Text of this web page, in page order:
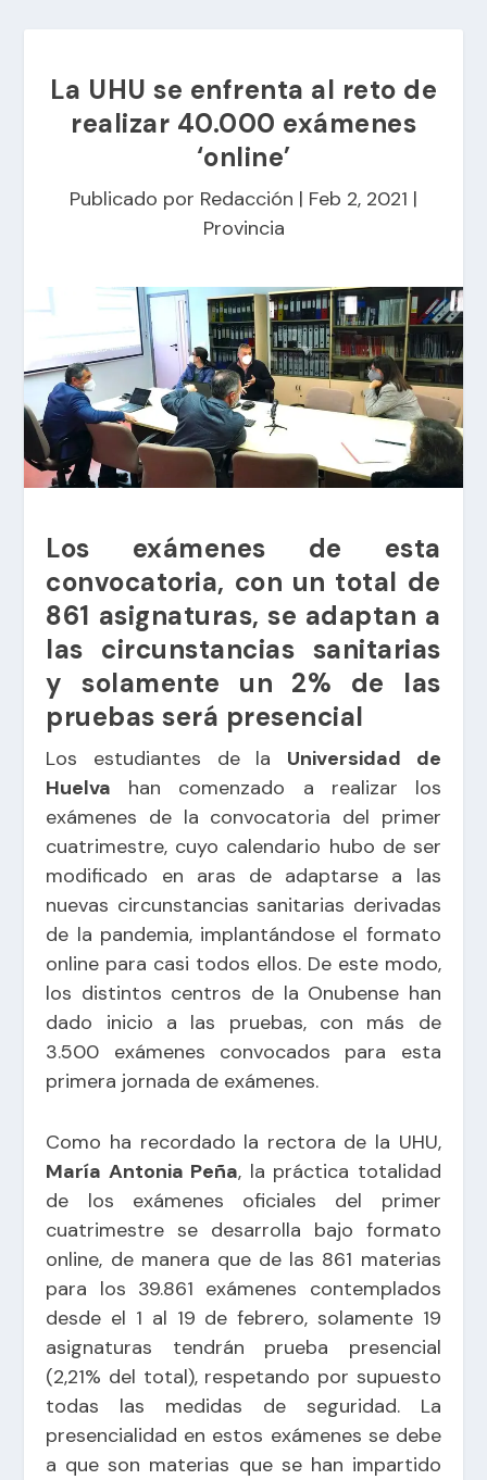
La UHU se enfrenta al reto de
realizar 40.000 exámenes
‘online’
Publicado por Redacción | Feb 2, 2021 |
Provincia
Los exámenes de esta
convocatoria, con un total de
861 asignaturas, se adaptan a
las circunstancias sanitarias
y solamente un 2% de las
pruebas será presencial
Los estudiantes de la Universidad de
Huelva han comenzado a realizar los
exámenes de la convocatoria del primer
cuatrimestre, cuyo calendario hubo de ser
modificado en aras de adaptarse a las
nuevas circunstancias sanitarias derivadas
de la pandemia, implantándose el formato
online para casi todos ellos. De este modo,
los distintos centros de la Onubense han
dado inicio a las pruebas, con más de
3.500 exámenes convocados para esta
primera jornada de exámenes.
Como ha recordado la rectora de la UHU,
María Antonia Peña, la práctica totalidad
de los exámenes oficiales del primer
cuatrimestre se desarrolla bajo formato
online, de manera que de las 861 materias
para los 39.861 exámenes contemplados
desde el 1 al 19 de febrero, solamente 19
asignaturas tendrán prueba presencial
(2,21% del total), respetando por supuesto
todas las medidas de seguridad. La
presencialidad en estos exámenes se debe
a que son materias que se han impartido